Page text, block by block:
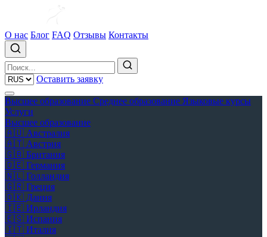
О нас Блог FAQ Отзывы Контакты
Оставить заявку
Высшее образование Среднее образование Языковые курсы
Услуги
Высшее образование
🇦🇺 Австралия
🇦🇹 Австрия
🇬🇧 Британия
🇩🇪 Германия
🇳🇱 Голландия
🇬🇷 Греция
🇩🇰 Дания
🇮🇪 Ирландия
🇪🇸 Испания
🇮🇹 Италия